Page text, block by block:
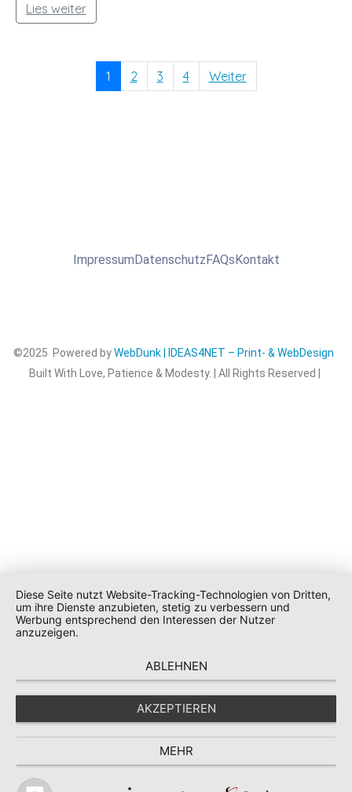
Lies weiter
1 2 3 4 Weiter
ImpressumDatenschutzFAQsKontakt
©2025 Powered byWebDunk | IDEAS4NET – Print- & WebDesign
Built With Love, Patience & Modesty. | All Rights Reserved |
Diese Seite nutzt Website-Tracking-Technologien von Dritten,
um ihre Dienste anzubieten, stetig zu verbessern und
Werbung entsprechend den Interessen der Nutzer
anzuzeigen.
ABLEHNEN
AKZEPTIEREN
MEHR